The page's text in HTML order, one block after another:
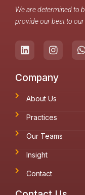
We are determined to
provide our best to our
Company
About Us
Practices
Our Teams
Insight
Contact